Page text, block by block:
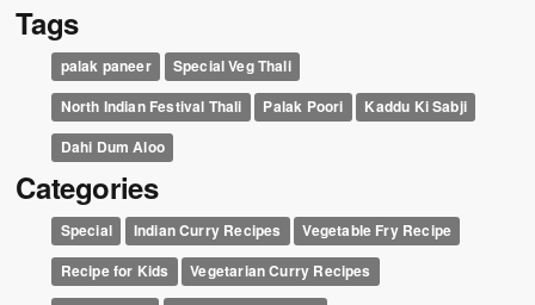
Tags
palak paneer
Special Veg Thali
North Indian Festival Thali
Palak Poori
Kaddu Ki Sabji
Dahi Dum Aloo
Categories
Special Indian Curry Recipes
Vegetable Fry Recipe
Recipe for Kids
Vegetarian Curry Recipes